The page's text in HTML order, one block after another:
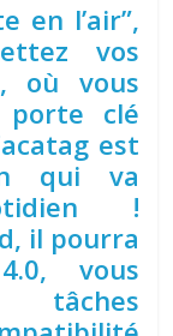
en l’air”,
vos
où vous
clé
est
qui va
!
il pourra
vous
tâches